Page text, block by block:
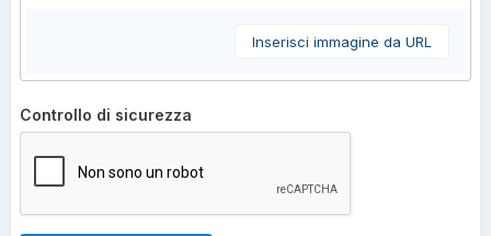
Inserisci immagine da URL
Controllo di sicurezza